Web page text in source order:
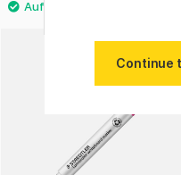
Continue